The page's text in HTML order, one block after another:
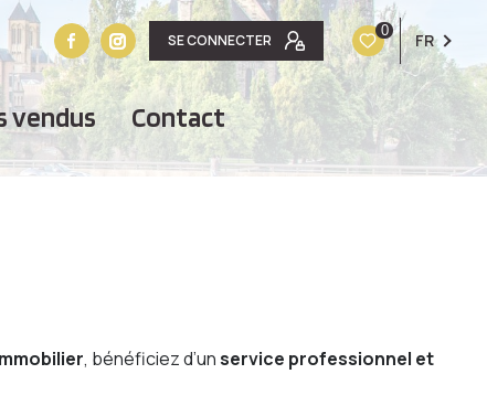
SE CONNECTER
0 FR
vendus contact
, bénéficiez d’unservice professionnel et